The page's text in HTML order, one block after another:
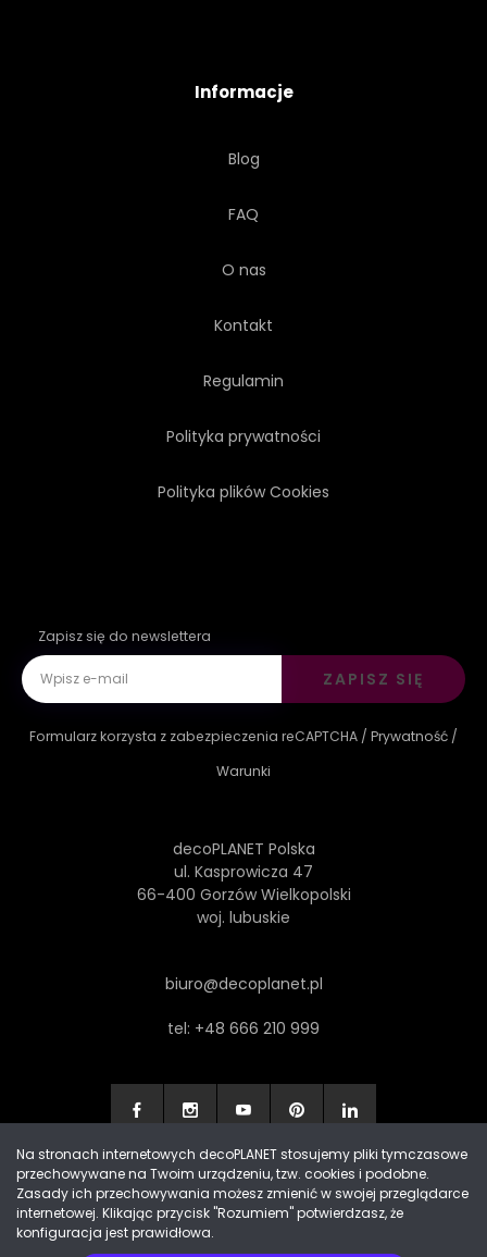
Informacje
Blog
FAQ
O nas
Kontakt
Regulamin
Polityka prywatności
Polityka plików Cookies
Zapisz się do newslettera
ZAPISZ SIĘ
Formularz korzysta z zabezpieczenia reCAPTCHA / Prywatność /
Warunki
decoPLANET Polska
ul. Kasprowicza 47
66-400 Gorzów Wielkopolski
woj. lubuskie
biuro@decoplanet.pl
tel: +48 666 210 999
Made with by Progres Media & decoPLANET
Na stronach internetowych decoPLANET stosujemy pliki tymczasowe
przechowywane na Twoim urządzeniu, tzw. cookies i podobne.
Zasady ich przechowywania możesz zmienić w swojej przeglądarce
internetowej. Klikając przycisk "Rozumiem" potwierdzasz, że
konfiguracja jest prawidłowa.